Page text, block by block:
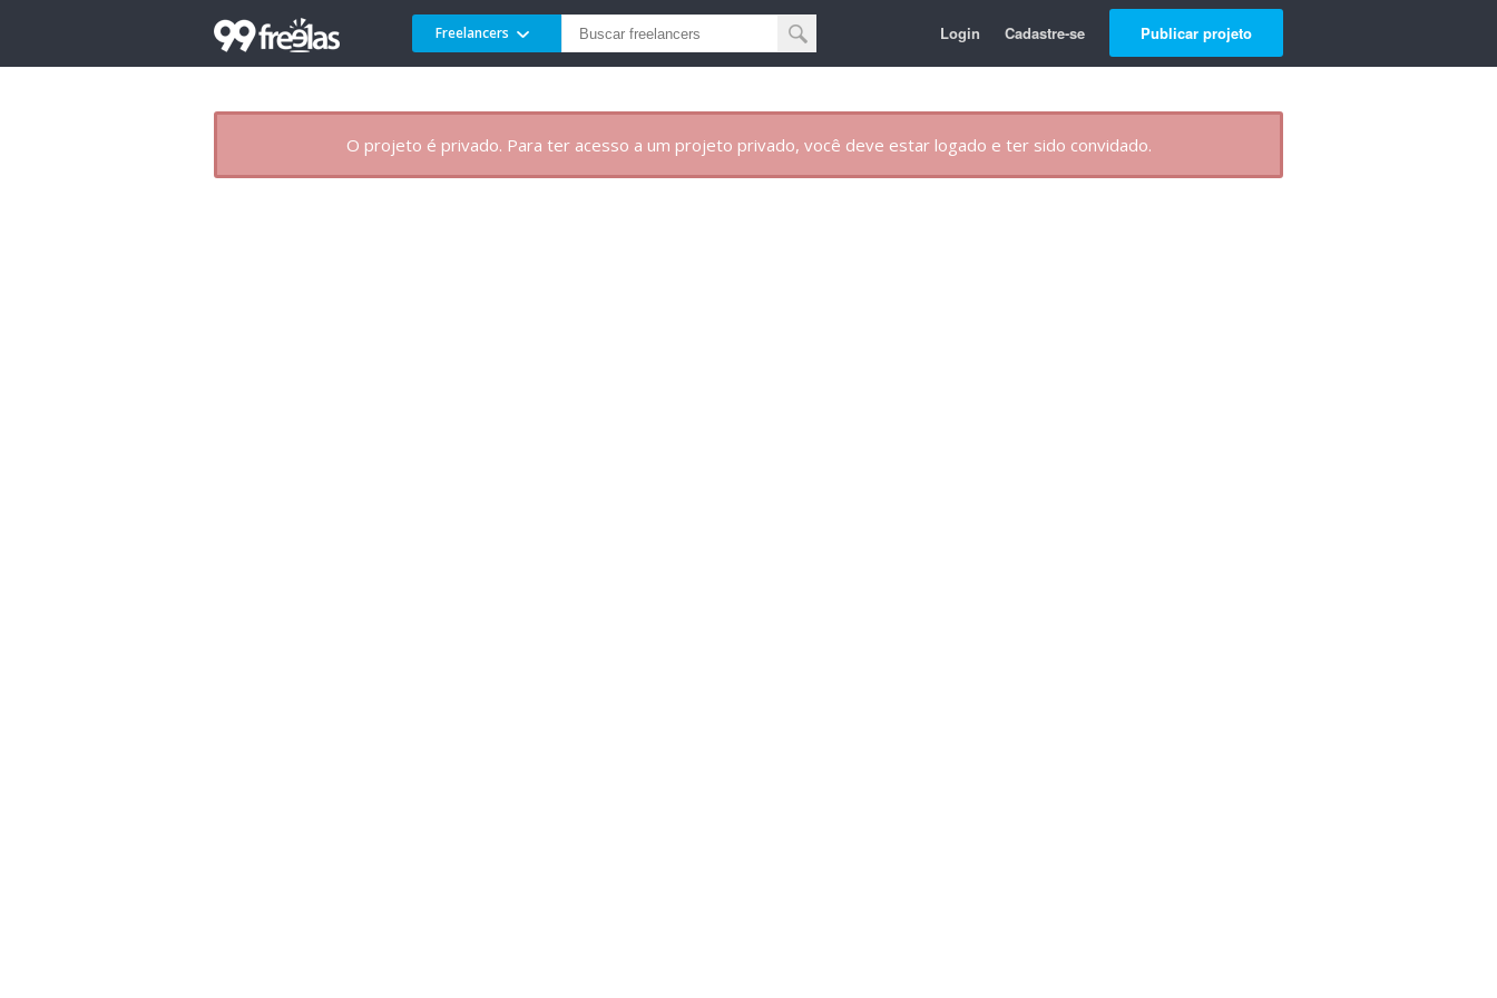
Freelancers Login Cadastre-se Publicar projeto
O projeto é privado. Para ter acesso a um projeto privado, você deve estar logado e ter sido convidado.